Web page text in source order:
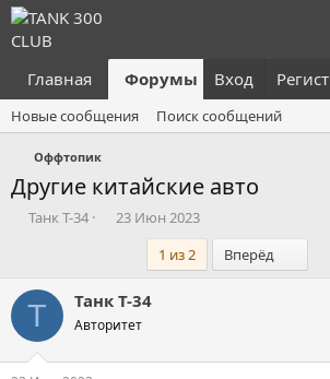
Главная Форумы Что нового?
Вход
Новые сообщения Поиск сообщений
Оффтопик
Другие китайские авто
А
р
м
ы
Танк Т-34
Д
н
ч
23 Июн 2023
1 из 2
Вперёд
Т Танк Т-34
Авторитет